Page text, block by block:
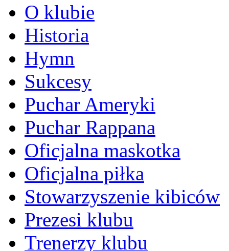
O klubie
Historia
Hymn
Sukcesy
Puchar Ameryki
Puchar Rappana
Oficjalna maskotka
Oficjalna piłka
Stowarzyszenie kibiców
Prezesi klubu
Trenerzy klubu